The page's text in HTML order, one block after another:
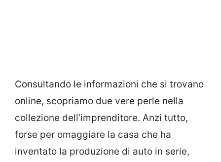
Consultando le informazioni che si trovano
online, scopriamo due vere perle nella
collezione dell’imprenditore. Anzi tutto,
forse per omaggiare la casa che ha
inventato la produzione di auto in serie,